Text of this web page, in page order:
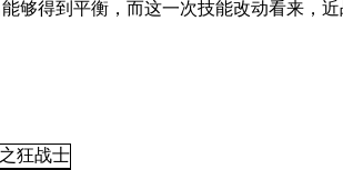
得到平衡，而这一次技能改动看来，近